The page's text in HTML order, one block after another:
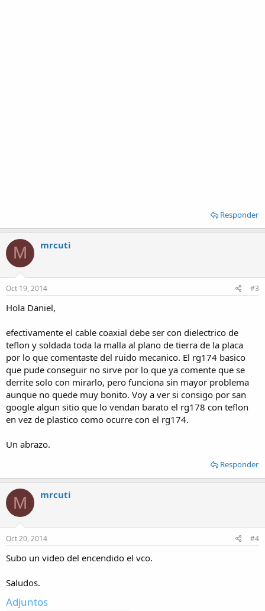
Responder
M mrcuti
Oct 19, 2014 #3
Hola Daniel,
efectivamente el cable coaxial debe ser con dielectrico de
teflon y soldada toda la malla al plano de tierra de la placa
por lo que comentaste del ruido mecanico. El rg174 basico
que pude conseguir no sirve por lo que ya comente que se
derrite solo con mirarlo, pero funciona sin mayor problema
aunque no quede muy bonito. Voy a ver si consigo por san
google algun sitio que lo vendan barato el rg178 con teflon
en vez de plastico como ocurre con el rg174.
Un abrazo.
Responder
M mrcuti
Oct 20, 2014 #4
Subo un video del encendido el vco.
Saludos.
Adjuntos